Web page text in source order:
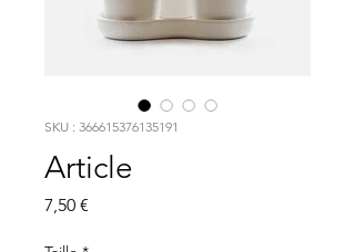
SKU : 366615376135191
Article
7,50 €